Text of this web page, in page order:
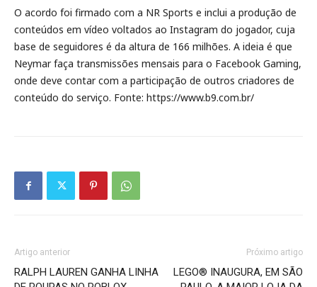
O acordo foi firmado com a NR Sports e inclui a produção de
conteúdos em vídeo voltados ao Instagram do jogador, cuja
base de seguidores é da altura de 166 milhões. A ideia é que
Neymar faça transmissões mensais para o Facebook Gaming,
onde deve contar com a participação de outros criadores de
conteúdo do serviço. Fonte: https://www.b9.com.br/
Artigo anterior
RALPH LAUREN GANHA LINHA
Próximo artigo
LEGO® INAUGURA, EM SÃO